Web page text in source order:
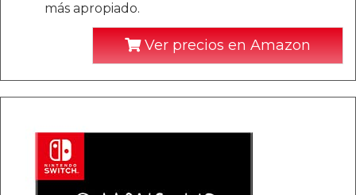
más apropiado.
Ver precios en Amazon